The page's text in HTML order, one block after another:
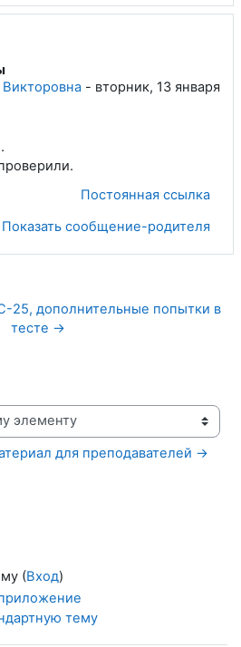
Дмитрий Михайлович
- вторник, 13 января
Постоянная ссылка
Показать сообщение-родителя
25, дополнительные попытки в
тесте →
для преподавателей →
(Вход)
тему